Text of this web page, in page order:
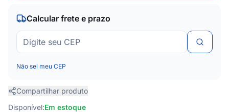
Calcular frete e prazo
Não sei meu CEP
Compartilhar produto
Disponível:Em estoque